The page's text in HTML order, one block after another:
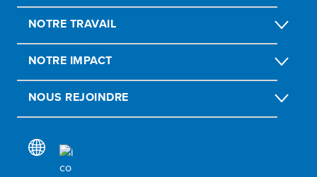
NOTRE TRAVAIL
NOTRE IMPACT
NOUS REJOINDRE